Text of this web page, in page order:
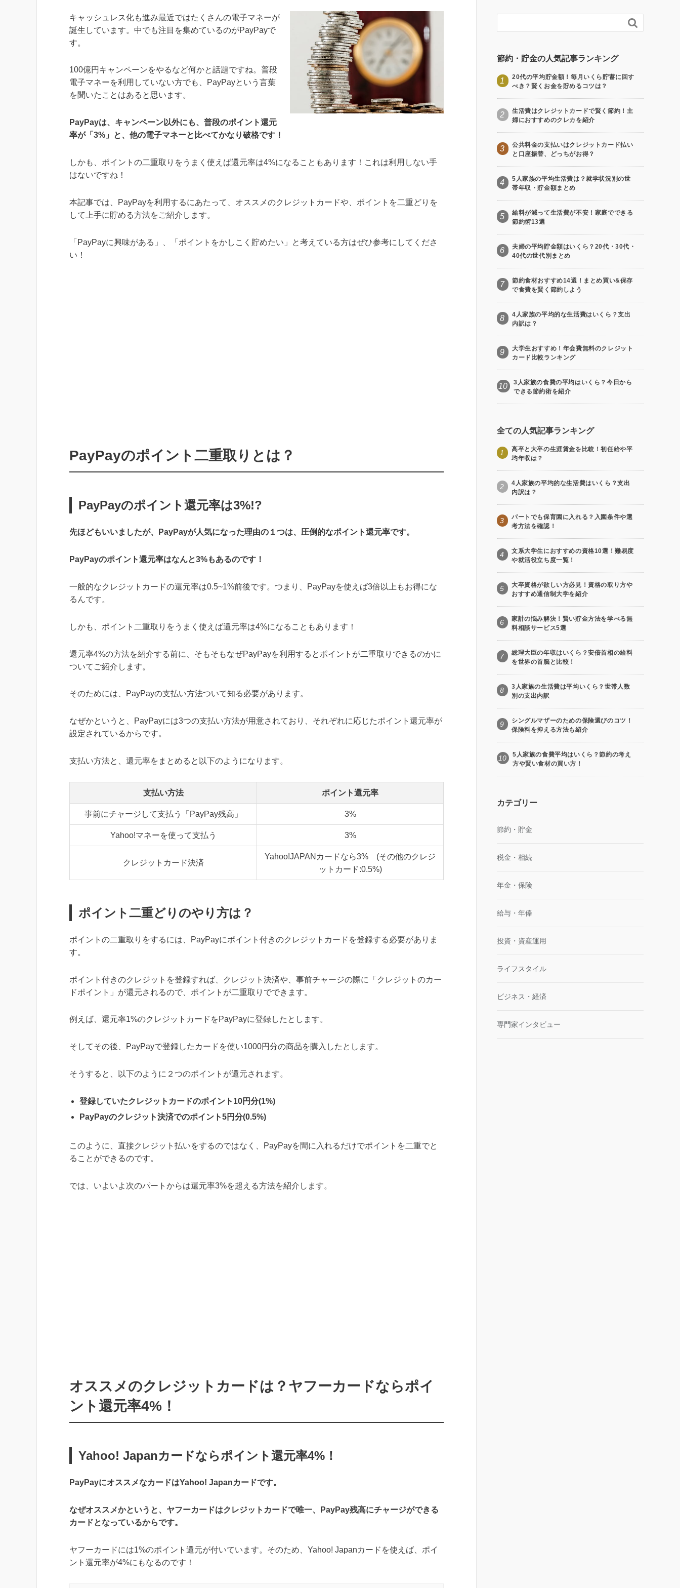
キャッシュレス化も進み最近ではたくさんの電子マネーが
誕生しています。中でも注目を集めているのがPayPayで
す。
100億円キャンペーンをやるなど何かと話題ですね。普段
電子マネーを利用していない方でも、PayPayという言葉
を聞いたことはあると思います。
PayPayは、キャンペーン以外にも、普段のポイント還元
率が「3%」と、他の電子マネーと比べてかなり破格です！
しかも、ポイントの二重取りをうまく使えば還元率は4%になることもあります！これは利用しない手
はないですね！
本記事では、PayPayを利用するにあたって、オススメのクレジットカードや、ポイントを二重どりを
して上手に貯める方法をご紹介します。
「PayPayに興味がある」、「ポイントをかしこく貯めたい」と考えている方はぜひ参考にしてくださ
い！
PayPayのポイント二重取りとは？
PayPayのポイント還元率は3%!?
先ほどもいいましたが、PayPayが人気になった理由の１つは、 圧倒的なポイント還元率です。
PayPayのポイント還元率はなんと3%もあるのです！
一般的なクレジットカードの還元率は0.5~1%前後です。つまり、PayPayを使えば3倍以上もお得にな
るんです。
しかも、ポイント二重取りをうまく使えば還元率は4%になることもあります！
還元率4%の方法を紹介する前に、そもそもなぜPayPayを利用するとポイントが二重取りできるのかに
ついてご紹介します。
そのためには、PayPayの支払い方法ついて知る必要があります。
なぜかというと、PayPayには3つの支払い方法が用意されており、それぞれに応じたポイント還元率が
設定されているからです。
支払い方法と、還元率をまとめると以下のようになります。
支払い方法 ポイント還元率
事前にチャージして支払う「PayPay残高」 3%
Yahoo!マネーを使って支払う 3%
クレジットカード決済
Yahoo!JAPANカードなら3% (その他のクレジ
ットカード:0.5%)
ポイント二重どりのやり方は？
ポイントの二重取りをするには、PayPayにポイント付きのクレジットカードを登録する必要がありま
す。
ポイント付きのクレジットを登録すれば、クレジット決済や、事前チャージの際に「クレジットのカー
ドポイント」が還元されるので、ポイントが二重取りでできます。
例えば、還元率1%のクレジットカードをPayPayに登録したとします。
そしてその後、PayPayで登録したカードを使い1000円分の商品を購入したとします。
そうすると、以下のように２つのポイントが還元されます。
登録していたクレジットカードのポイント10円分(1%)
PayPayのクレジット決済でのポイント5円分(0.5%)
このように、直接クレジット払いをするのではなく、PayPayを間に入れるだけでポイントを二重でと
ることができるのです。
では、いよいよ次のパートからは還元率3%を超える方法を紹介します。
オススメのクレジットカードは？ヤフーカードならポイ
ント還元率4%！
Yahoo! Japanカードならポイント還元率4%！
PayPayにオススメなカードはYahoo! Japanカードです。
なぜオススメかというと、ヤフーカードはクレジットカードで唯一、PayPay残高にチャージができる
カードとなっているからです。
ヤフーカードには1%のポイント還元が付いています。そのため、Yahoo! Japanカードを使えば、ポイ
ント還元率が4%にもなるのです！

節約・貯金の人気記事ランキング
1
20代の平均貯金額！毎月いくら貯蓄に回す
べき？賢くお金を貯めるコツは？
2
生活費はクレジットカードで賢く節約！主
婦におすすめのクレカを紹介
3
公共料金の支払いはクレジットカード払い
と口座振替、どっちがお得？
4
5人家族の平均生活費は？就学状況別の世
帯年収・貯金額まとめ
5
給料が減って生活費が不安！家庭でできる
節約術13選
6
夫婦の平均貯金額はいくら？20代・30代・
40代の世代別まとめ
7
節約食材おすすめ14選！まとめ買い&保存
で食費を賢く節約しよう
8
4人家族の平均的な生活費はいくら？支出
内訳は？
9
大学生おすすめ！年会費無料のクレジット
カード比較ランキング
10
3人家族の食費の平均はいくら？今日から
できる節約術を紹介
全ての人気記事ランキング
1
高卒と大卒の生涯賃金を比較！初任給や平
均年収は？
2
4人家族の平均的な生活費はいくら？支出
内訳は？
3
パートでも保育園に入れる？入園条件や選
考方法を確認！
4
文系大学生におすすめの資格10選！難易度
や就活役立ち度一覧！
5
大卒資格が欲しい方必見！資格の取り方や
おすすめ通信制大学を紹介
6
家計の悩み解決！賢い貯金方法を学べる無
料相談サービス5選
7
総理大臣の年収はいくら？安倍首相の給料
を世界の首脳と比較！
8
3人家族の生活費は平均いくら？世帯人数
別の支出内訳
9
シングルマザーのための保険選びのコツ！
保険料を抑える方法も紹介
10
5人家族の食費平均はいくら？節約の考え
方や賢い食材の買い方！
カテゴリー
節約・貯金
税金・相続
年金・保険
給与・年俸
投資・資産運用
ライフスタイル
ビジネス・経済
専門家インタビュー